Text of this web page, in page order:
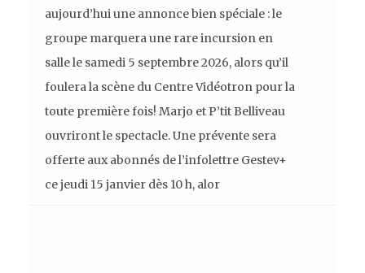
aujourd’hui une annonce bien spéciale : le
groupe marquera une rare incursion en
salle le samedi 5 septembre 2026, alors qu’il
foulera la scène du Centre Vidéotron pour la
toute première fois! Marjo et P’tit Belliveau
ouvriront le spectacle. Une prévente sera
offerte aux abonnés de l’infolettre Gestev+
ce jeudi 15 janvier dès 10 h, alor